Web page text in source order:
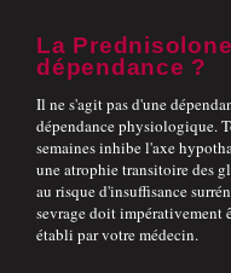
La
dépendance ?
Il ne s'agit pas d'une
dépendance physiologique.
semaines inhibe l'axe
une atrophie transitoire des
au risque d'insuffisance
sevrage doit impérativement
établi par votre médecin.